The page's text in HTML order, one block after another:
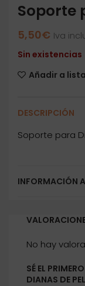
Soporte
5,50€ Iva
Sin existencias
Añadir a
DESCRIPCIÓN
Soporte para
INFORMACIÓN
No hay
SÉ EL
DIANAS DE